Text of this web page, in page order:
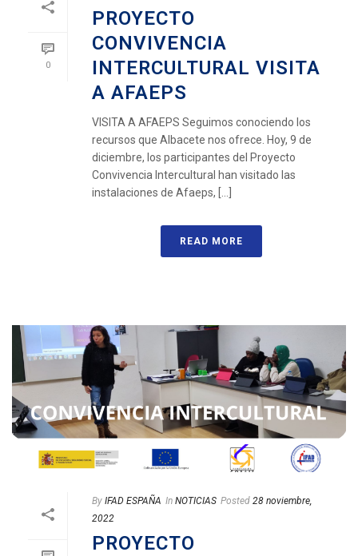
0
PROYECTO
CONVIVENCIA
INTERCULTURAL VISITA
A AFAEPS
VISITA A AFAEPS Seguimos conociendo los
recursos que Albacete nos ofrece. Hoy, 9 de
diciembre, los participantes del Proyecto
Convivencia Intercultural han visitado las
instalaciones de Afaeps, [...]
READ MORE
By IFAD ESPAÑA In NOTICIAS Posted 28 noviembre,
2022
PROYECTO